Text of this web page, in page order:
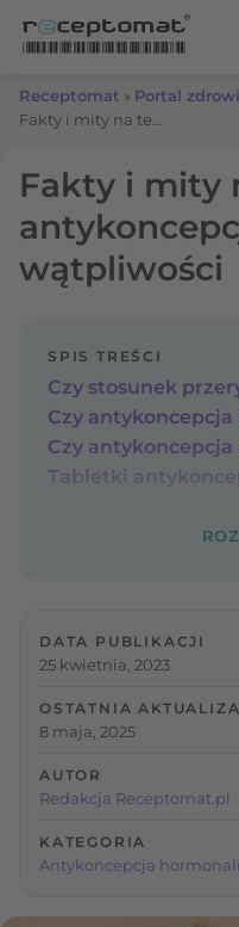
Receptomat » Portal
Fakty i mity
wątpliwości
SPIS TREŚCI
Czy
Tabletki
DATA PUBLIKACJI
25 kwietnia, 2023
OSTATNIA
8 maja, 2025
AUTOR
Redakcja Receptomat.pl
KATEGORIA
Antykoncepcja